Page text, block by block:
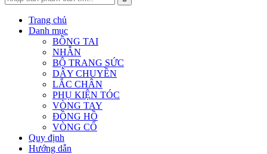
Trang chủ
Danh mục
BÔNG TAI
NHẪN
BỘ TRANG SỨC
DÂY CHUYỀN
LẮC CHÂN
PHỤ KIỆN TÓC
VÒNG TAY
ĐỒNG HỒ
VÒNG CỔ
Quy định
Hướng dẫn